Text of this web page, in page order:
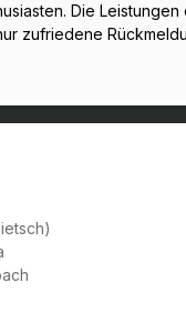
Die
zufriedene